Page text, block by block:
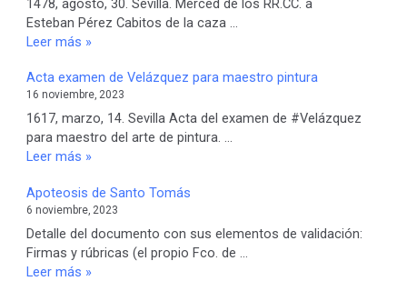
1478, agosto, 30. Sevilla. Merced de los RR.CC. a
Esteban Pérez Cabitos de la caza …
1478.
del
Caño
y
Madre
de
Rocinas
(El
Rocío).
Leer más »
Acta examen de Velázquez para maestro pintura
16 noviembre, 2023
1617, marzo, 14. Sevilla Acta del examen de #Velázquez
para maestro del arte de pintura. …
Acta
de
Velázquez
para
maestro
pintura
Leer más »
Apoteosis de Santo Tomás
6 noviembre, 2023
Detalle del documento con sus elementos de validación:
Firmas y rúbricas (el propio Fco. de …
Apoteosis
Leer más »